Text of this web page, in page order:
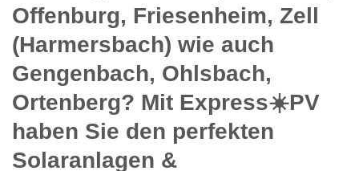
Offenburg, Friesenheim, Zell
(Harmersbach) wie auch
Gengenbach, Ohlsbach,
Ortenberg? Mit Express☀️PV️
haben Sie den perfekten
Solaranlagen &